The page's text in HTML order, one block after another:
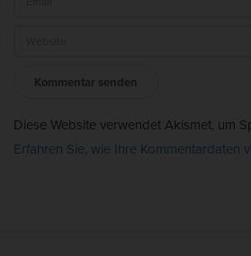
Diese Website verwendet Akismet, um
Erfahren Sie, wie Ihre Kommentardaten